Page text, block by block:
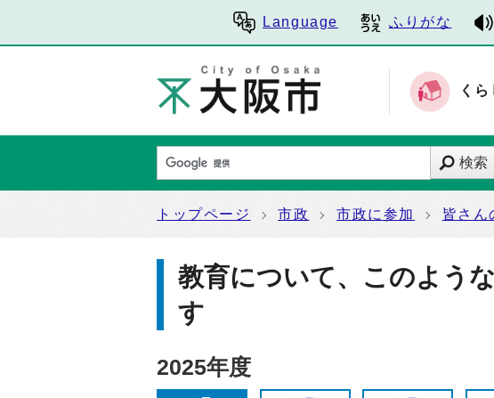
Language ふりがな
くら
検索
トップページ 市政 市政に参加 皆さん
教育について、このよう
す
2025年度